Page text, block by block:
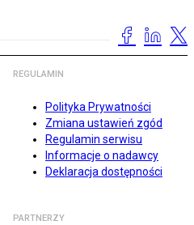
REGULAMIN
Polityka Prywatności
Zmiana ustawień zgód
Regulamin serwisu
Informacje o nadawcy
Deklaracja dostępności
PARTNERZY